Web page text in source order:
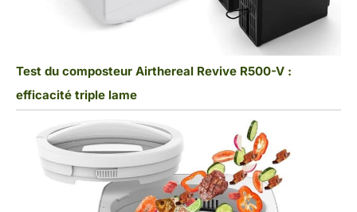
Test du composteur Airthereal Revive R500-V :
efficacité triple lame